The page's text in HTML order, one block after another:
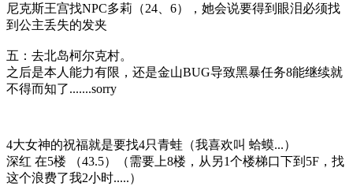
尼克斯王宫找NPC多莉（24、6），她会说要得到眼泪必须找
到公主丢失的发夹
五：去北岛柯尔克村。
之后是本人能力有限，还是金山BUG导致黑暴任务8能继续就
不得而知了.......sorry
4大女神的祝福就是要找4只青蛙（我喜欢叫 蛤蟆...）
深红 在5楼 （43.5）（需要上8楼，从另1个楼梯口下到5F，找
这个浪费了我2小时.....）